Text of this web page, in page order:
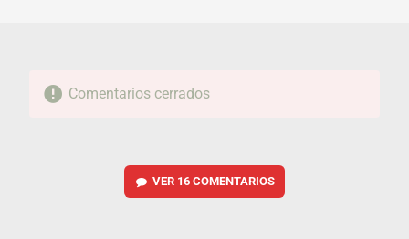
Comentarios cerrados
VER 16 COMENTARIOS